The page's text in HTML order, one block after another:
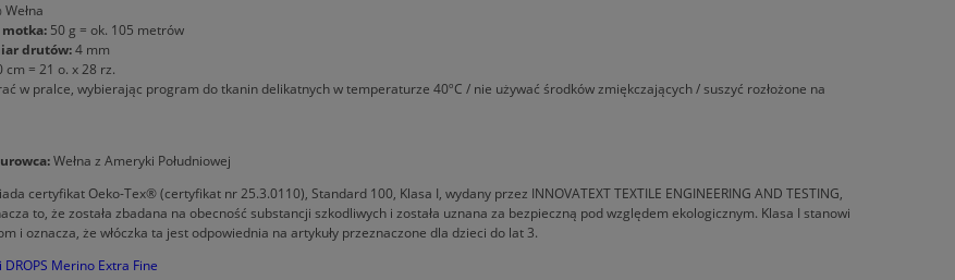
Wełna
motka: 50 g = ok. 105 metrów
drutów:4 mm
cm = 21 o. x 28 rz.
w pralce, wybierając program do tkanin delikatnych w temperaturze 40ºC / nie używać środków zmiękczających / suszyć rozłożone na
Wełna z Ameryki Południowej
certyfikat Oeko-Tex® (certyfikat nr 25.3.0110), Standard 100, Klasa I, wydany przez INNOVATEXT TEXTILE ENGINEERING AND TESTING,
to, że została zbadana na obecność substancji szkodliwych i została uznana za bezpieczną pod względem ekologicznym. Klasa I stanowi
i oznacza, że włóczka ta jest odpowiednia na artykuły przeznaczone dla dzieci do lat 3.
DROPS Merino Extra Fine